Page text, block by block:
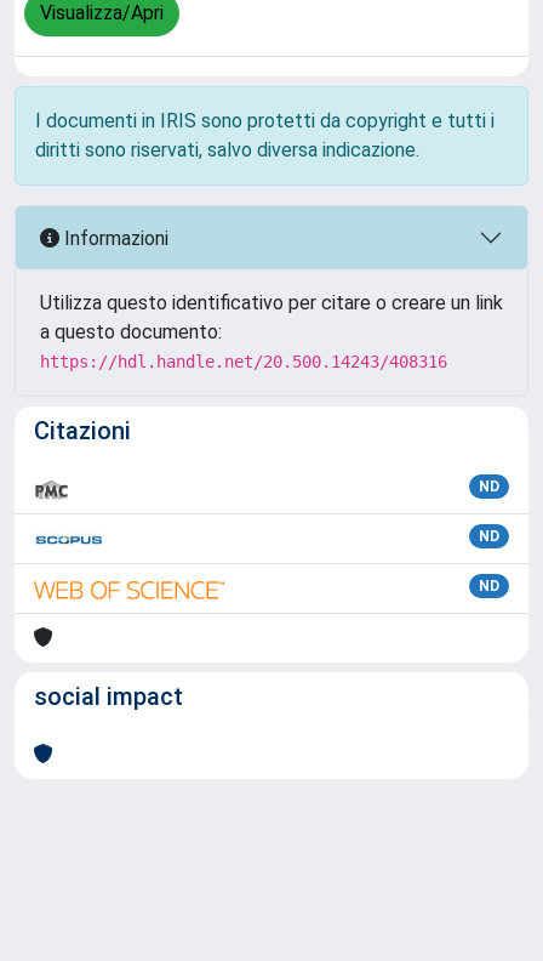
Visualizza/Apri
I documenti in IRIS sono protetti da copyright e tutti i
diritti sono riservati, salvo diversa indicazione.
Informazioni
Utilizza questo identificativo per citare o creare un link
a questo documento:
https://hdl.handle.net/20.500.14243/408316
Citazioni
ND
ND
ND
social impact